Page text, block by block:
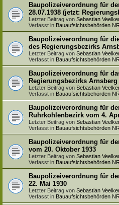
Baupolizeiverordnung für
28.07.1938 (jetzt:
Letzter Beitrag von Sebastian
Verfasst in Bauaufsichtsbehörden
Baupolizeiverordnung für
des Regierungsbezirks
Letzter Beitrag von Sebastian
Verfasst in Bauaufsichtsbehörden
Baupolizeiverordnung für
Regierungsbezirks
Letzter Beitrag von Sebastian
Verfasst in Bauaufsichtsbehörden
Baupolizeiverordnung für
Ruhrkohlenbezirk vom 4.
Letzter Beitrag von Sebastian
Verfasst in Bauaufsichtsbehörden
Baupolizeiverordnung für
vom 20. Oktober 1933
Letzter Beitrag von Sebastian
Verfasst in Bauaufsichtsbehörden
Baupolizeiverordnung für
22. Mai 1930
Letzter Beitrag von Sebastian
Verfasst in Bauaufsichtsbehörden